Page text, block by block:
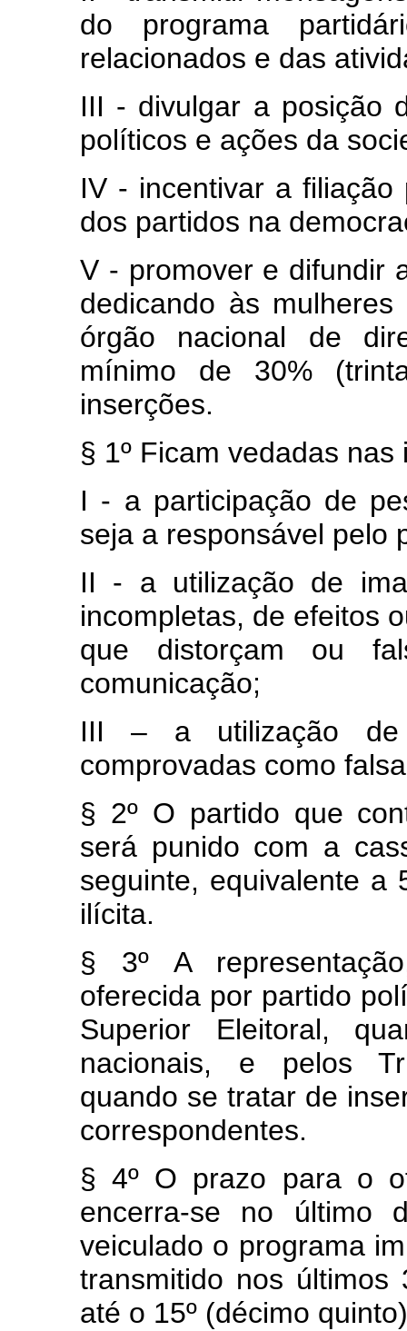
do programa
relacionados e das
III - divulgar a posição
políticos e ações da
IV - incentivar a
dos partidos na
V - promover e difundir
dedicando às
órgão nacional de
mínimo de 30%
inserções.
§ 1º Ficam vedadas nas
I - a participação de
seja a responsável pelo
II - a utilização de
incompletas, de efeitos
que distorçam ou
comunicação;
III – a utilização de
comprovadas como
§ 2º O partido que
será punido com a
seguinte, equivalente a
ilícita.
§ 3º A
oferecida por partido
Superior Eleitoral,
nacionais, e pelos
quando se tratar de
correspondentes.
§ 4º O prazo para o
encerra-se no último
veiculado o programa
transmitido nos
até o 15º (décimo